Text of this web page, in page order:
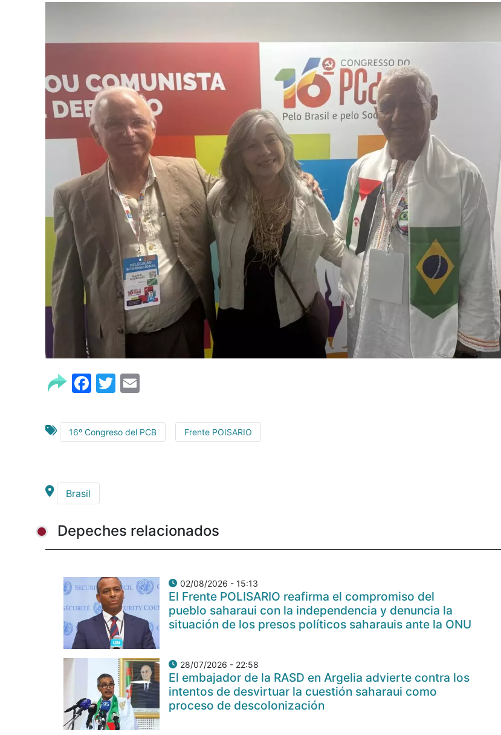
Facebook
Twitter
16º Congreso del PCB Frente POISARIO
Brasil
Depeches relacionados
02/08/2026 - 15:13
El Frente POLISARIO reafirma el compromiso del
pueblo saharaui con la independencia y denuncia la
situación de los presos políticos saharauis ante la ONU
28/07/2026 - 22:58
El embajador de la RASD en Argelia advierte contra los
intentos de desvirtuar la cuestión saharaui como
proceso de descolonización